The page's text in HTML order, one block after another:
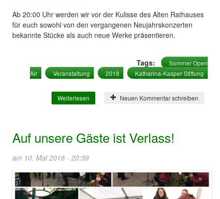
Ab 20:00 Uhr werden wir vor der Kulisse des Alten Rathauses
für euch sowohl von den vergangenen Neujahrskonzerten
bekannte Stücke als auch neue Werke präsentieren.
Tags:
Sommer Open
Air
Veranstaltung 2018 Katharina-Kasper Stiftung
Weiterlesen über Sommer Open Air 2018
Neuen Kommentar schreiben
Auf unsere Gäste ist Verlass!
am 10. Mai 2018 - 20:39